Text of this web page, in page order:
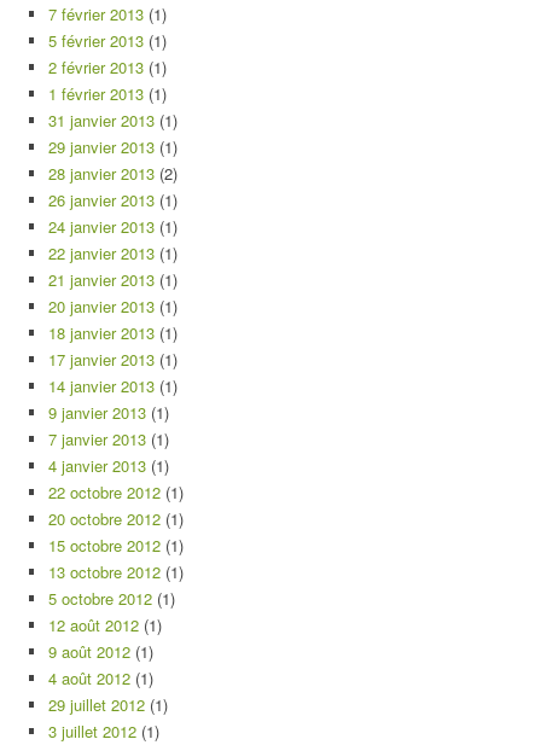
7 février 2013 (1)
5 février 2013 (1)
2 février 2013 (1)
1 février 2013 (1)
31 janvier 2013 (1)
29 janvier 2013 (1)
28 janvier 2013 (2)
26 janvier 2013 (1)
24 janvier 2013 (1)
22 janvier 2013 (1)
21 janvier 2013 (1)
20 janvier 2013 (1)
18 janvier 2013 (1)
17 janvier 2013 (1)
14 janvier 2013 (1)
9 janvier 2013 (1)
7 janvier 2013 (1)
4 janvier 2013 (1)
22 octobre 2012 (1)
20 octobre 2012 (1)
15 octobre 2012 (1)
13 octobre 2012 (1)
5 octobre 2012 (1)
12 août 2012 (1)
9 août 2012 (1)
4 août 2012 (1)
29 juillet 2012 (1)
3 juillet 2012 (1)